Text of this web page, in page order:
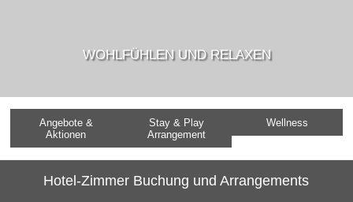
WOHLFÜHLEN UND RELAXEN
Angebote &
Aktionen
Stay & Play
Arrangement
Wellness
Hotel-Zimmer Buchung und Arrangements